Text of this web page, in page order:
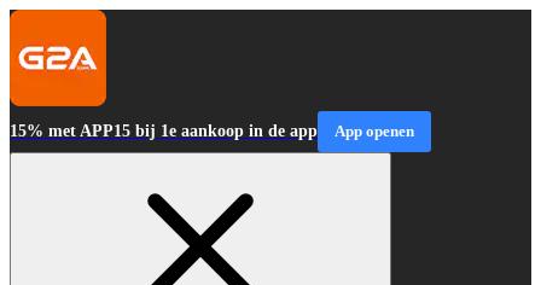
15% met APP15 bij 1e aankoop in de app App openen